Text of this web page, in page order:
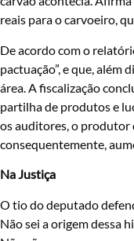
reais para o carvoeiro,
De acordo com o
pactuação”, e que, além
área. A fiscalização
partilha de produtos e
os auditores, o produtor
consequentemente,
Na Justiça
O tio do deputado
Não sei a origem dessa